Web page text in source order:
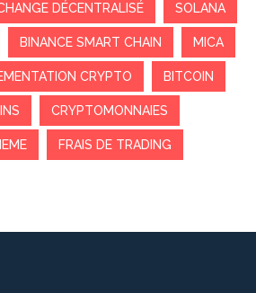
DÉCENTRALISÉ SOLANA
BINANCE SMART CHAIN MICA
CRYPTO BITCOIN
CRYPTOMONNAIES
FRAIS DE TRADING